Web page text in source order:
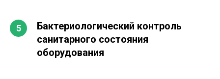
Бактериологический контроль
санитарного состояния
оборудования